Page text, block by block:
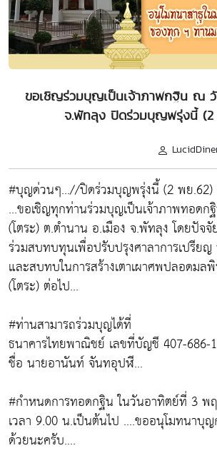
ขอเชิญร่วมบุญเป็นเจ้าภาพกฐิน ณ วั
จ.พัทลุง ปิดร่วมบุญพรุ่งนี้ (2
#บุญด่วนๆ...//ปิดร่วมบุญพรุ่งนี้ (2 พย.62)
...ขอเชิญทุกท่านร่วมบุญเป็นเจ้าภาพทอด
(โตระ) ต.ตำนาน อ.เมือง จ.พัทลุง โดยปัจ
ร่วมสบทบทุนเพื่อปรับปรุงศาลาการเปรีย
และสบทบในการสร้างเตาเผาศพปลอดมล
(โตระ) ต่อไป...
#ท่านสามารถร่วมบุญได้ที่
ธนาคารไทยพาณิชย์ เลขที่บัญชี 407-686-
ชื่อ นายอานันท์ จันทอุปฬี...
#กำหนดการทอดกฐิน ในวันอาทิตย์ที่ 3 พ
เวลา 9.00 น.เป็นต้นไป ....ขออนุโมทนา
ด้วยนะครับ....